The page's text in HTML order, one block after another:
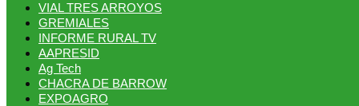
VIAL TRES ARROYOS
GREMIALES
INFORME RURAL TV
AAPRESID
Ag Tech
CHACRA DE BARROW
EXPOAGRO